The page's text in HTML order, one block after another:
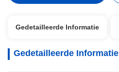
Gedetailleerde Informatie
Gedetailleerde Informatie